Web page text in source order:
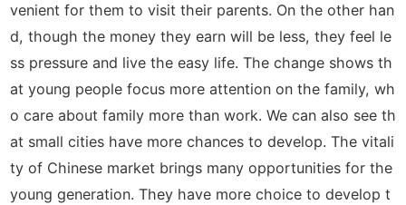
venient for them to visit their parents. On the other han
d, though the money they earn will be less, they feel le
ss pressure and live the easy life. The change shows th
at young people focus more attention on the family, wh
o care about family more than work. We can also see th
at small cities have more chances to develop. The vitali
ty of Chinese market brings many opportunities for the
young generation. They have more choice to develop t